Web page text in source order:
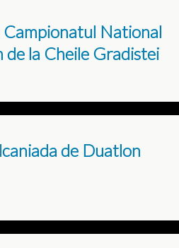
National
la Cheile Gradistei
de Duatlon